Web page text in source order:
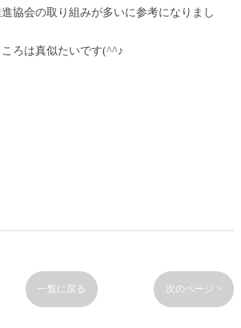
協会の取り組みが多いに参考になりまし
ろは真似たいです(^^♪
一覧に戻る 次のページ >